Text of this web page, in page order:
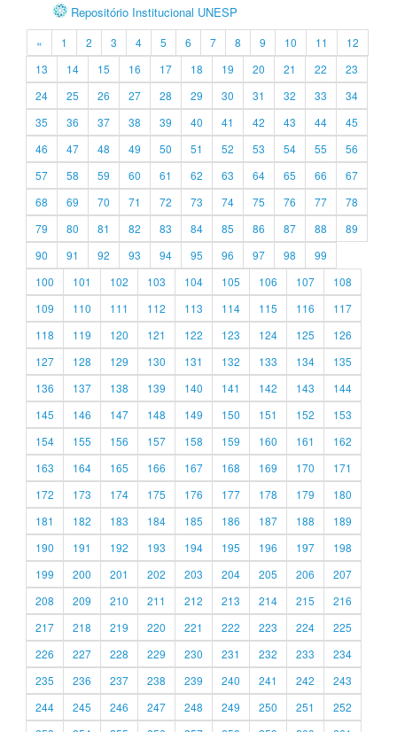
Repositório Institucional UNESP
« 1 2 3 4 5 6 7 8 9 10 11
12
13
14 15 16 17 18 19 20 21 22
23
24
25 26 27 28 29 30 31 32 33
34
35
36 37 38 39 40 41 42 43 44
45
46
47 48 49 50 51 52 53 54 55
56
57
58 59 60 61 62 63 64 65 66
67
68
69 70 71 72 73 74 75 76 77
78
79
80 81 82 83 84 85 86 87 88
89
90
91 92 93 94 95 96 97 98
99
100
101 102 103 104 105 106 107
108
109
110 111 112 113 114 115 116
117
118
119 120 121 122 123 124 125
126
127
128 129 130 131 132 133 134
135
136
137 138 139 140 141 142 143
144
145
146 147 148 149 150 151 152
153
154
155 156 157 158 159 160 161
162
163
164 165 166 167 168 169 170
171
172
173 174 175 176 177 178 179
180
181
182 183 184 185 186 187 188
189
190
191 192 193 194 195 196 197
198
199
200 201 202 203 204 205 206
207
208
209 210 211 212 213 214 215
216
217
218 219 220 221 222 223 224
225
226
227 228 229 230 231 232 233
234
235
236 237 238 239 240 241 242
243
244
245 246 247 248 249 250 251
252